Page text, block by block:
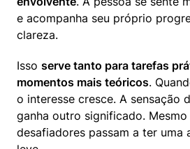
e acompanha seu próprio
clareza.
Isso serve tanto para tarefas
momentos mais teóricos.
o interesse cresce. A sensação
ganha outro significado.
desafiadores passam a ter uma